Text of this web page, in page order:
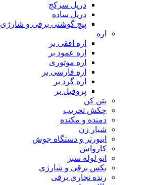
دریل سرکج
دریل ساده
پیچ گوشتی برقی و شارژی
اره
اره افقی بر
اره عمود بر
اره موتوری
اره فارسی بر
اره گرد بر
پروفیل بر
بتن کن
چکش تخریب
دمنده و مکنده
شیار زن
اینورتر و دستگاه جوش
کارواش
اتو لوله سبز
بکس برقی و شارژی
رنده نجاری برقی